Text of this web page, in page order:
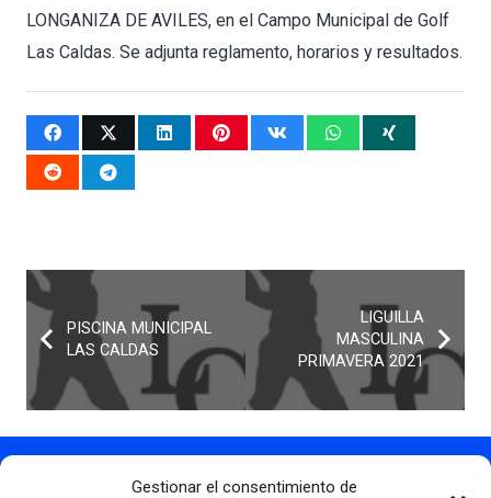
Gestionar el consentimiento de
LONGANIZA DE AVILES, en el Campo Municipal de Golf
Las Caldas. Se adjunta reglamento, horarios y resultados.
PISCINA MUNICIPAL
LAS CALDAS
LIGUILLA
MASCULINA
PRIMAVERA 2021
Contacto